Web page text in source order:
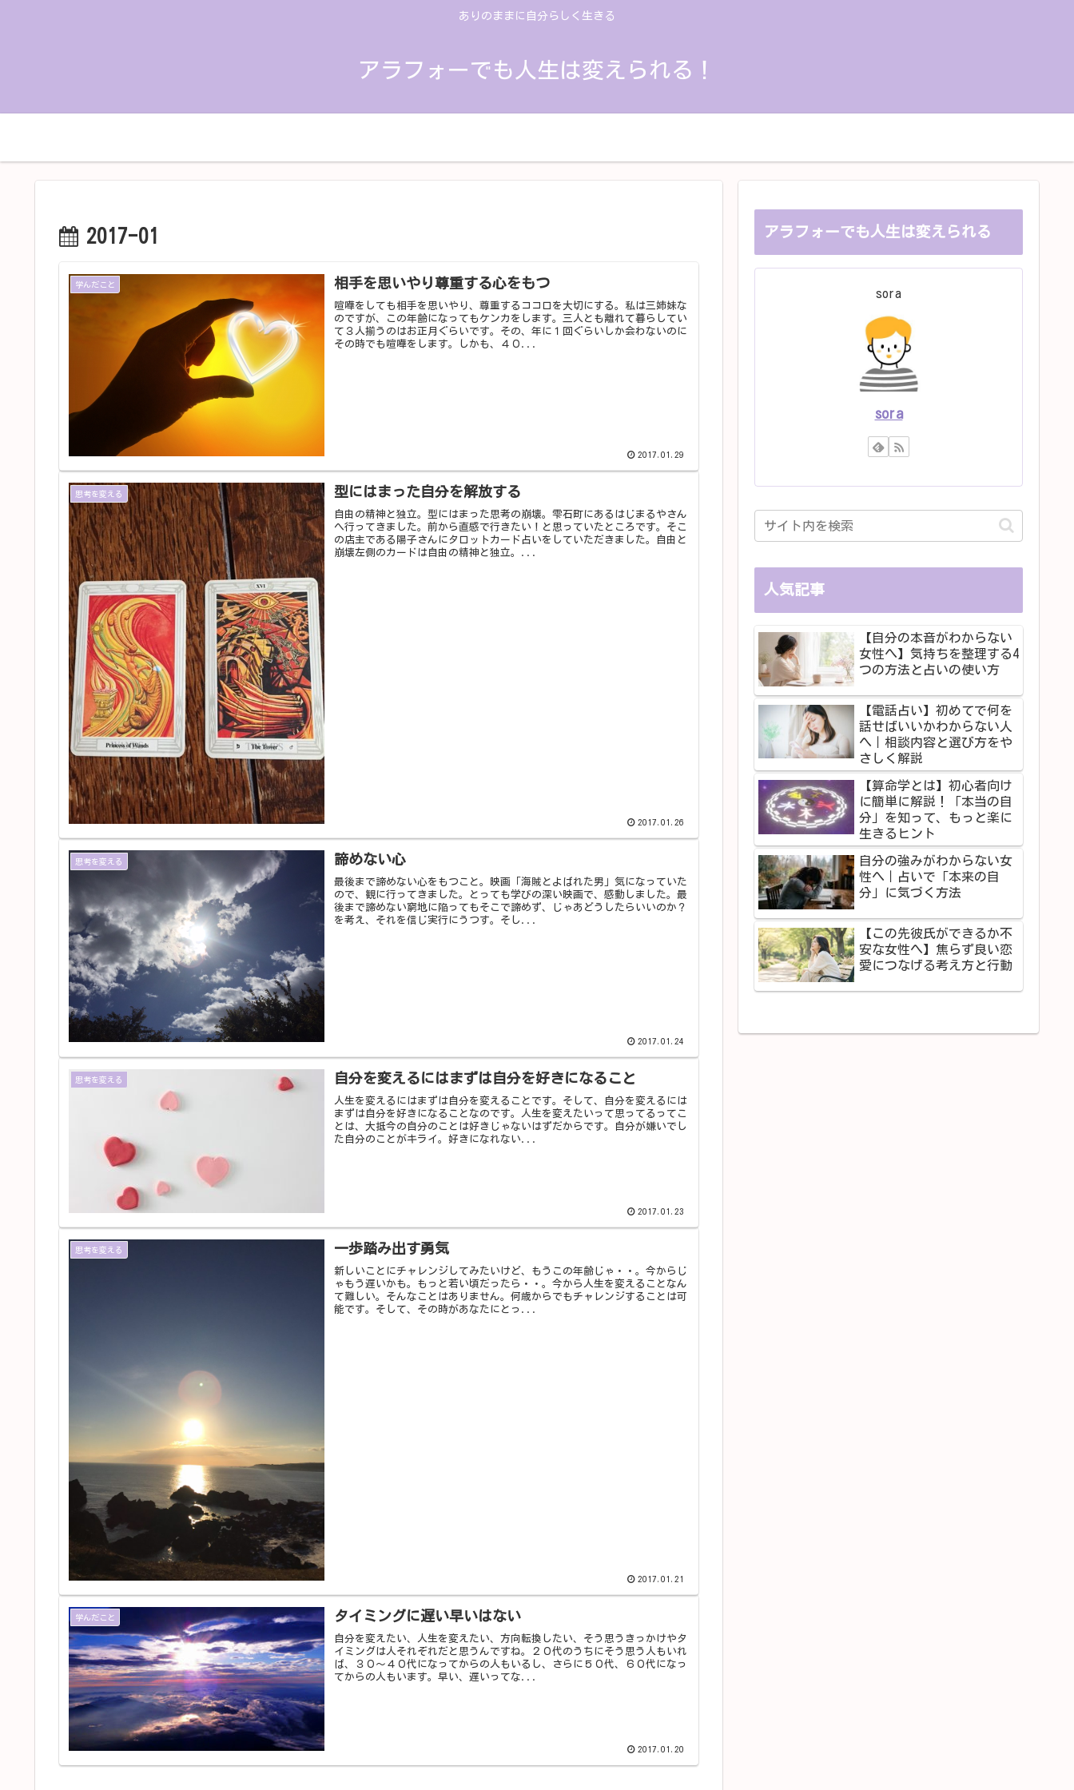
ありのままに自分らしく生きる
アラフォーでも人生は変えられる！
2017-01
学んだこと 相手を思いやり尊重する心をもつ
喧嘩をしても相手を思いやり、尊重するココロを大切にする。私は三姉妹な
のですが、この年齢になってもケンカをします。三人とも離れて暮らしてい
て３人揃うのはお正月ぐらいです。その、年に１回ぐらいしか会わないのに
その時でも喧嘩をします。しかも、４０...
2017.01.29
思考を変える 型にはまった自分を解放する
自由の精神と独立。型にはまった思考の崩壊。雫石町にあるはじまるやさん
へ行ってきました。前から直感で行きたい！と思っていたところです。そこ
の店主である陽子さんにタロットカード占いをしていただきました。自由と
崩壊左側のカードは自由の精神と独立。...
2017.01.26
思考を変える 諦めない心
最後まで諦めない心をもつこと。映画「海賊とよばれた男」気になっていた
ので、観に行ってきました。とっても学びの深い映画で、感動しました。最
後まで諦めない窮地に陥ってもそこで諦めず、じゃあどうしたらいいのか？
を考え、それを信じ実行にうつす。そし...
2017.01.24
思考を変える 自分を変えるにはまずは自分を好きになること
人生を変えるにはまずは自分を変えることです。そして、自分を変えるには
まずは自分を好きになることなのです。人生を変えたいって思ってるってこ
とは、大抵今の自分のことは好きじゃないはずだからです。自分が嫌いでし
た自分のことがキライ。好きになれない...
2017.01.23
思考を変える 一歩踏み出す勇気
新しいことにチャレンジしてみたいけど、もうこの年齢じゃ・・。今からじ
ゃもう遅いかも。もっと若い頃だったら・・。今から人生を変えることなん
て難しい。そんなことはありません。何歳からでもチャレンジすることは可
能です。そして、その時があなたにとっ...
2017.01.21
学んだこと タイミングに遅い早いはない
自分を変えたい、人生を変えたい、方向転換したい、そう思うきっかけやタ
イミングは人それぞれだと思うんですね。２０代のうちにそう思う人もいれ
ば、３０～４０代になってからの人もいるし、さらに５０代、６０代になっ
てからの人もいます。早い、遅いってな...
2017.01.20
アラフォーでも人生は変えられる
sora
sora
人気記事
【自分の本音がわからない
女性へ】気持ちを整理する4
つの方法と占いの使い方
【電話占い】初めてで何を
話せばいいかわからない人
へ｜相談内容と選び方をや
さしく解説
【算命学とは】初心者向け
に簡単に解説！「本当の自
分」を知って、もっと楽に
生きるヒント
自分の強みがわからない女
性へ｜占いで「本来の自
分」に気づく方法
【この先彼氏ができるか不
安な女性へ】焦らず良い恋
愛につなげる考え方と行動